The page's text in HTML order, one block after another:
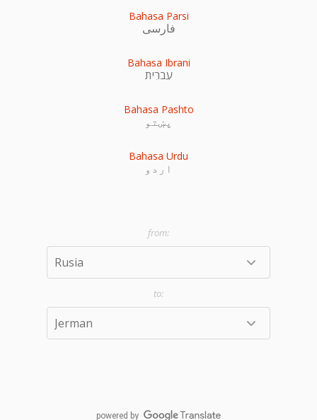
Bahasa Parsi
فارسی
Bahasa Ibrani
עִברִית
Bahasa Pashto
پښتو
Bahasa Urdu
اردو
powered by